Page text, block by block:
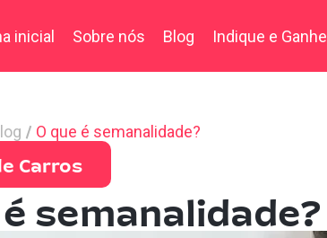
inicial Sobre nós Blog Indique e Ganhe
O que é semanalidade?
Carros
semanalidade?